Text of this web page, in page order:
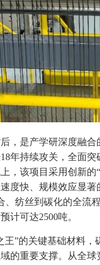
，是产学研深度融
年持续攻关，全面
，该项目采用创新
度快、规模效应显
、纺丝到碳化的全流
计可达2500吨。
王”的关键基础材料
的重要支撑。从全